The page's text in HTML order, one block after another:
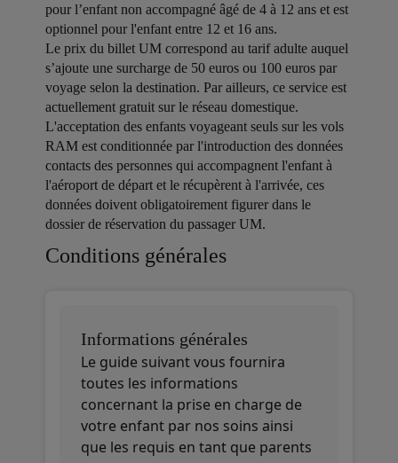
pour l’enfant non accompagné âgé de 4 à 12 ans et est
optionnel pour l'enfant entre 12 et 16 ans.
Le prix du billet UM correspond au tarif adulte auquel
s’ajoute une surcharge de 50 euros ou 100 euros par
voyage selon la destination. Par ailleurs, ce service est
actuellement gratuit sur le réseau domestique.
L'acceptation des enfants voyageant seuls sur les vols
RAM est conditionnée par l'introduction des données
contacts des personnes qui accompagnent l'enfant à
l'aéroport de départ et le récupèrent à l'arrivée, ces
données doivent obligatoirement figurer dans le
dossier de réservation du passager UM.
Open in a new window
Open in a new window
Open in a new window
Conditions générales
Informations générales
Le guide suivant vous fournira
toutes les informations
concernant la prise en charge de
votre enfant par nos soins ainsi
que les requis en tant que parents